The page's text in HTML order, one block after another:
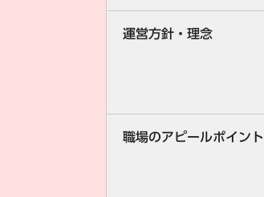
運営方針・理念
職場のアピールポイント